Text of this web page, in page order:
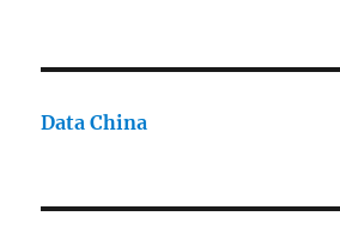
Data China